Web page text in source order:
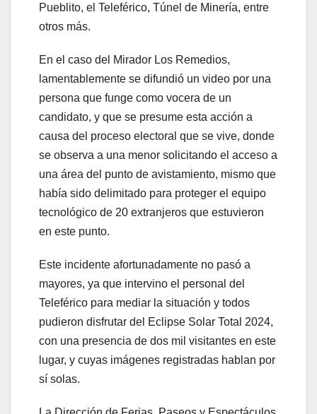
Pueblito, el Teleférico, Túnel de Minería, entre
otros más.
En el caso del Mirador Los Remedios,
lamentablemente se difundió un video por una
persona que funge como vocera de un
candidato, y que se presume esta acción a
causa del proceso electoral que se vive, donde
se observa a una menor solicitando el acceso a
una área del punto de avistamiento, mismo que
había sido delimitado para proteger el equipo
tecnológico de 20 extranjeros que estuvieron
en este punto.
Este incidente afortunadamente no pasó a
mayores, ya que intervino el personal del
Teleférico para mediar la situación y todos
pudieron disfrutar del Eclipse Solar Total 2024,
con una presencia de dos mil visitantes en este
lugar, y cuyas imágenes registradas hablan por
sí solas.